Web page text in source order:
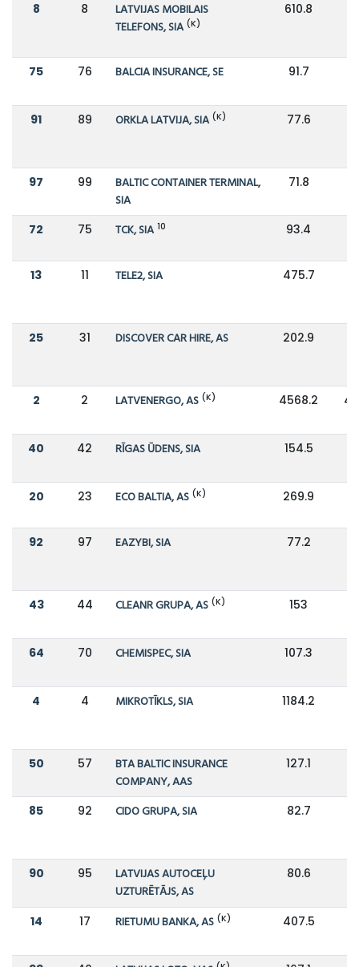
8 8
LATVIJAS MOBILAIS
TELEFONS, SIA (K)
610.8
75 76 BALCIA INSURANCE, SE 91.7
91 89 ORKLA LATVIJA, SIA (K) 77.6
97 99
BALTIC CONTAINER TERMINAL,
SIA
71.8
72 75 TCK, SIA 10 93.4
13 11 TELE2, SIA 475.7
25 31 DISCOVER CAR HIRE, AS 202.9
2 2 LATVENERGO, AS (K) 4568.2
40 42 RĪGAS ŪDENS, SIA 154.5
20 23 ECO BALTIA, AS (K) 269.9
92 97 EAZYBI, SIA 77.2
43 44 CLEANR GRUPA, AS (K) 153
64 70 CHEMISPEC, SIA 107.3
4 4 MIKROTĪKLS, SIA 1184.2
50 57
BTA BALTIC INSURANCE
COMPANY, AAS
127.1
85 92 CIDO GRUPA, SIA 82.7
90 95
LATVIJAS AUTOCEĻU
UZTURĒTĀJS, AS
80.6
14 17 RIETUMU BANKA, AS (K) 407.5